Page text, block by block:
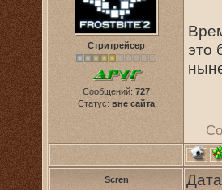
Стритрейсер
Сообщений: 727
Статус: вне сайта
это
Scren